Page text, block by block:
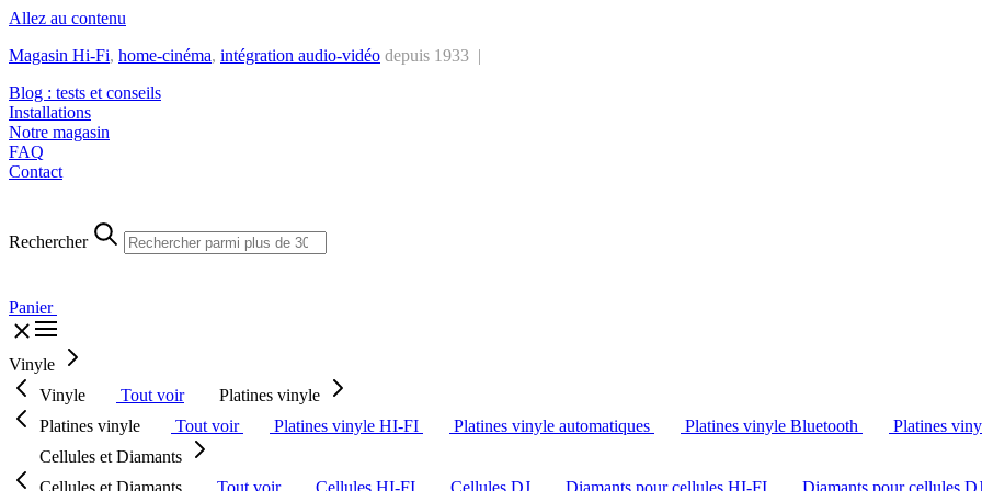
Allez au contenu
Magasin Hi-Fi, home-cinéma, intégration audio-vidéo depuis 1933 |
Blog : tests et conseils
Installations
Notre magasin
FAQ
Contact
Rechercher
Panier
Vinyle
Vinyle
Tout voir
Platines vinyle
Platines vinyle
Tout voir Platines vinyle HI-FI Platines vinyle automatiques Platines vinyle Bluetooth
Platines
Cellules et Diamants
Cellules et Diamants
Tout voir Cellules HI-FI Cellules DJ Diamants pour cellules HI-FI
Diamants pour cellules